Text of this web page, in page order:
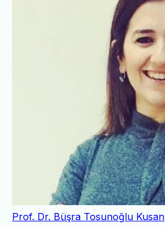
Prof. Dr. Büşra Tosunoğlu Kusan